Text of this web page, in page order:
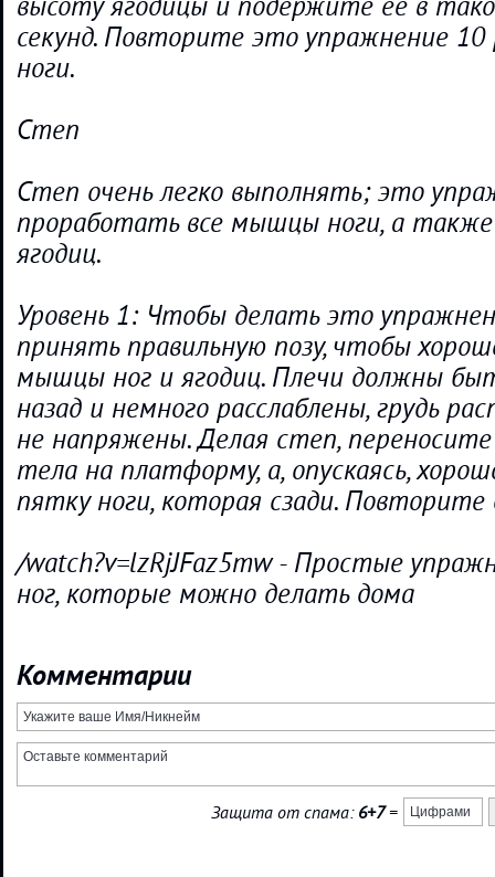
высоту ягодицы и подержите ее в
секунд. Повторите это упражнение 10
ноги.
Степ
Степ очень легко выполнять; это
проработать все мышцы ноги, а
ягодиц.
Уровень 1: Чтобы делать это
принять правильную позу, чтобы
мышцы ног и ягодиц. Плечи должны
назад и немного расслаблены, грудь
не напряжены. Делая степ,
тела на платформу, а, опускаясь,
пятку ноги, которая сзади. Повторите
/watch?v=lzRjJFaz5mw - Простые
ног, которые можно делать дома
Комментарии
Защита от спама: 6+7=